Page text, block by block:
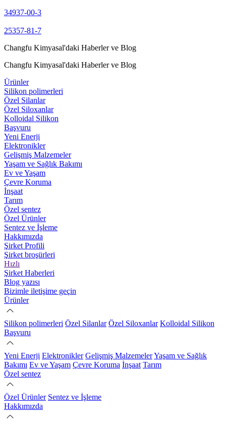
34937-00-3
25357-81-7
Changfu Kimyasal'daki Haberler ve Blog
Changfu Kimyasal'daki Haberler ve Blog
Ürünler
Silikon polimerleri
Özel Silanlar
Özel Siloxanlar
Kolloidal Silikon
Başvuru
Yeni Enerji
Elektronikler
Gelişmiş Malzemeler
Yaşam ve Sağlık Bakımı
Ev ve Yaşam
Çevre Koruma
İnşaat
Tarım
Özel sentez
Özel Ürünler
Sentez ve İşleme
Hakkımızda
Şirket Profili
Şirket broşürleri
Hızlı
Şirket Haberleri
Blog yazısı
Bizimle iletişime geçin
Ürünler
Silikon polimerleri Özel Silanlar Özel Siloxanlar Kolloidal Silikon
Başvuru
Yeni Enerji Elektronikler Gelişmiş MalzemelerYaşam ve Sağlık
Bakımı Ev ve Yaşam Çevre Koruma İnşaat Tarım
Özel sentez
Özel Ürünler Sentez ve İşleme
Hakkımızda